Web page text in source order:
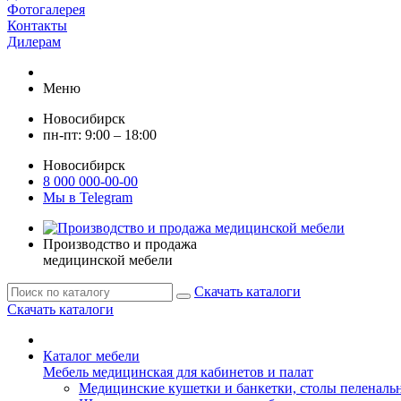
Фотогалерея
Контакты
Дилерам
Меню
Новосибирск
пн-пт: 9:00 – 18:00
Новосибирск
8 000 000-00-00
Мы в Telegram
Производство и продажа
медицинской мебели
Скачать каталоги
Скачать каталоги
Каталог мебели
Мебель медицинская для кабинетов и палат
Медицинские кушетки и банкетки, столы